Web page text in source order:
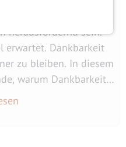
herausfordernd sein.
erwartet. Dankbarkeit
zu bleiben. In diesem
warum Dankbarkeit
und wie du sie